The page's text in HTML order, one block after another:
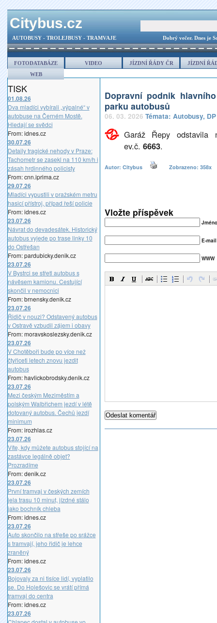
Citybus.cz
AUTOBUSY - TROLEJBUSY - TRAMVAJE Dobrý večer. Dnes je
FOTODATABÁZE VIDEO JÍZDNÍ ŘÁDY ČR
JÍZDNÍ
WEB
TISK
01.08.26
Dva mladíci vybírali „výpalné“ v
autobuse na Černém Mostě.
Hledají se svědci
From: idnes.cz
30.07.26
Detaily tragické nehody v Praze:
Tachometr se zasekl na 110 km/h i
zásah hrdinného policisty
From: cnn.iprima.cz
29.07.26
Mladíci vypustili v pražském metru
hasicí přístroj, případ řeší policie
From: idnes.cz
23.07.26
Návrat do devadesátek. Historický
autobus vyjede po trase linky 10
do Ostřešan
From: pardubicky.denik.cz
23.07.26
V Bystrci se střetl autobus s
návěsem kamionu. Cestující
skončil v nemocnici
From: brnensky.denik.cz
23.07.26
Řidič v nouzi? Odstavený autobus
v Ostravě vzbudil zájem i obavy
From: moravskoslezsky.denik.cz
23.07.26
V Chotěboři bude po více než
čtyřiceti letech znovu jezdit
autobus
From: havlickobrodsky.denik.cz
23.07.26
Mezi českým Meziměstím a
polským Walbřichem jezdí v létě
dotovaný autobus. Čechů jezdí
minimum
From: irozhlas.cz
23.07.26
Víte, kdy můžete autobus stojící na
zastávce legálně objet?
Prozradíme
From: denik.cz
23.07.26
První tramvaj v českých zemích
jela trasu 10 minut, jízdné stálo
jako bochník chleba
From: idnes.cz
23.07.26
Auto skončilo na střeše po srážce
s tramvají, jeho řidič je lehce
zraněný
From: idnes.cz
23.07.26
Bojovaly za ni tisíce lidí, vyplatilo
se. Do Holešovic se vrátí přímá
tramvaj do centra
From: idnes.cz
23.07.26
Dopravní podnik
parku autobusů
06. 03. 2026 Témata: Autobusy,
Garáž Řepy
ev.č. 6663.
Autor: Citybus Zobrazeno:
Vložte příspěvek
E-
WWW